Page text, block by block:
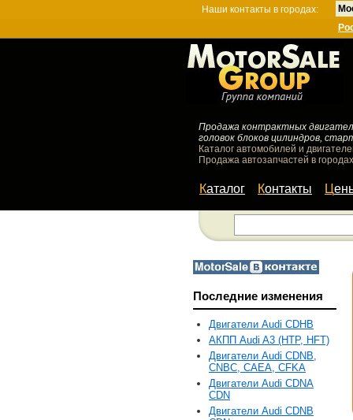
Наши контакты в городах:
Продажа контрактных
головок блоков цилиндров,
Каталог автомобилей и
Продажа автозапчастей в
Каталог Контакты
Последние изменения
Двигатели Audi CDHB
АКПП Audi A3 (HTP, HFT)
Двигатели Audi CDNB,
CNBC, CAEA, CFKA
Двигатели Audi CDNA
CDN
Двигатели Audi CDNB